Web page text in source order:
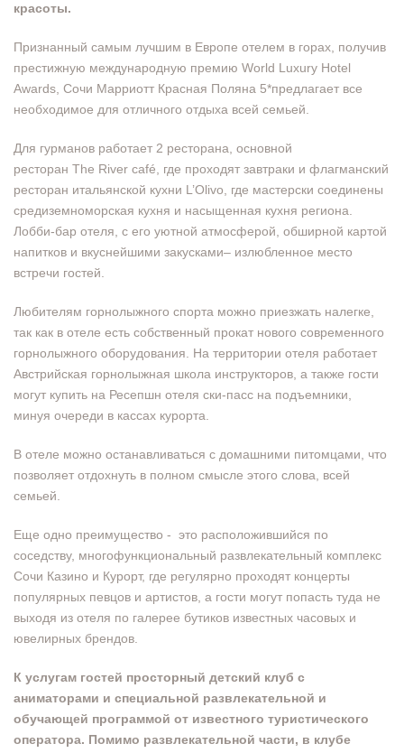
красоты.
Признанный самым лучшим в Европе отелем в горах, получив
престижную международную премию World Luxury Hotel
Awards, Сочи Марриотт Красная Поляна 5*предлагает все
необходимое для отличного отдыха всей семьей.
Для гурманов работает 2 ресторана, основной
ресторан The River café, где проходят завтраки и флагманский
ресторан итальянской кухни L’Olivo, где мастерски соединены
средиземноморская кухня и насыщенная кухня региона.
Лобби-бар отеля, с его уютной атмосферой, обширной картой
напитков и вкуснейшими закусками– излюбленное место
встречи гостей.
Любителям горнолыжного спорта можно приезжать налегке,
так как в отеле есть собственный прокат нового современного
горнолыжного оборудования. На территории отеля работает
Австрийская горнолыжная школа инструкторов, а также гости
могут купить на Ресепшн отеля ски-пасс на подъемники,
минуя очереди в кассах курорта.
В отеле можно останавливаться с домашними питомцами, что
позволяет отдохнуть в полном смысле этого слова, всей
семьей.
Еще одно преимущество - это расположившийся по
соседству, многофункциональный развлекательный комплекс
Сочи Казино и Курорт, где регулярно проходят концерты
популярных певцов и артистов, а гости могут попасть туда не
выходя из отеля по галерее бутиков известных часовых и
ювелирных брендов.
К услугам гостей просторный детский клуб с
аниматорами и специальной развлекательной и
обучающей программой от известного туристического
оператора. Помимо развлекательной части, в клубе